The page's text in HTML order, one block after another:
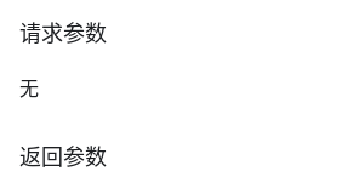
请求参数
无
返回参数